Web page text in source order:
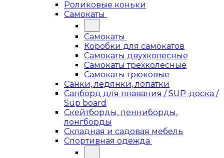
Роликовые коньки
Самокаты
Самокаты
Коробки для самокатов
Самокаты двухколесные
Самокаты трехколесные
Самокаты трюковые
Санки, ледянки, лопатки
Сапборд для плавания / SUP-доска /
Sup board
Скейтборды, пенниборды,
лонгборды
Складная и садовая мебель
Спортивная одежда